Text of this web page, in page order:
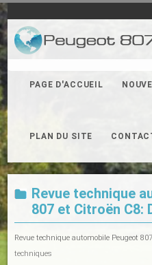
PAGE D'ACCUEIL
PLAN DU SITE
Revue technique
807 et Citroën C8:
Revue technique automobile Peugeot
techniques